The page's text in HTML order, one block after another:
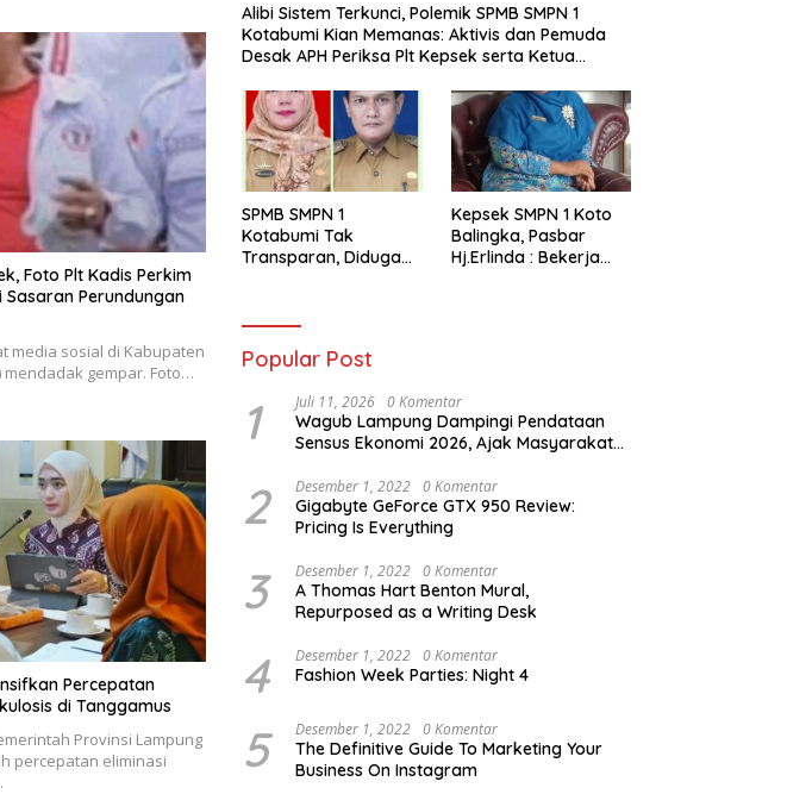
Foto Plt Kadis Perkim
Perundungan
media sosial di Kabupaten
mendadak gempar. Foto…
Percepatan
di Tanggamus
Provinsi Lampung
percepatan eliminasi
Alibi Sistem Terkunci, Polemik SPMB SMPN 1
Kotabumi Kian Memanas: Aktivis dan Pemuda
Desak APH Periksa Plt Kepsek serta Ketua
SPMB SMPN 1
Kotabumi Tak
Transparan, Diduga
Susanto Harus
Kepsek SMPN 1 Koto
Balingka, Pasbar
Hj.Erlinda : Bekerja
Popular Post
1 Juli 11, 2026 0 Komentar
Wagub Lampung Dampingi Pendataan
Sensus Ekonomi 2026, Ajak Masyarakat
2 Desember 1, 2022 0 Komentar
Gigabyte GeForce GTX 950 Review:
Pricing Is Everything
3 Desember 1, 2022 0 Komentar
A Thomas Hart Benton Mural,
Repurposed as a Writing Desk
4 Desember 1, 2022 0 Komentar
Fashion Week Parties: Night 4
5 Desember 1, 2022 0 Komentar
The Definitive Guide To Marketing Your
Business On Instagram